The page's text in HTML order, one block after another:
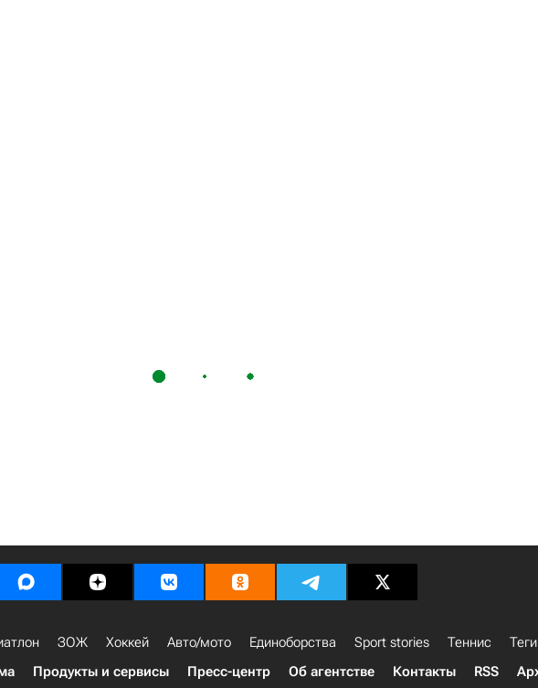
ЗОЖ Хоккей Авто/мото Единоборства Sport stories Теннис Теги
Продукты и сервисы Пресс-центр Об агентстве Контакты RSS